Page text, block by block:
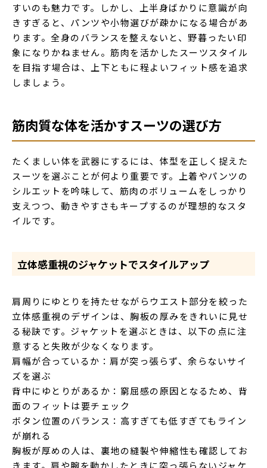
すいのも魅力です。しかし、上半身ばかりに意識が向
きすぎると、パンツや小物選びが疎かになる場合があ
ります。全身のバランスを整えないと、野暮ったい印
象になりかねません。筋肉を活かしたスーツスタイル
を目指す場合は、上下ともに程よいフィット感を追求
しましょう。
筋肉質な体を活かすスーツの選び方
たくましい体を武器にするには、体型を正しく捉えた
スーツを選ぶことが何より重要です。上着やパンツの
シルエットを吟味して、筋肉のボリュームをしっかり
支えつつ、動きやすさもキープするのが理想的なスタ
イルです。
立体感重視のジャケットでスタイルアップ
肩周りにゆとりを持たせながらウエスト部分を絞った
立体感重視のデザインは、胸板の厚みをきれいに見せ
る秘訣です。ジャケットを選ぶときは、以下の点に注
意すると失敗が少なくなります。
肩幅が合っているか：肩が突っ張らず、余らないサイ
ズを選ぶ
背中にゆとりがあるか：窮屈感の原因となるため、背
面のフィットは要チェック
ボタン位置のバランス：高すぎても低すぎてもライン
が崩れる
胸板が厚めの人は、裏地の縫製や伸縮性も確認してお